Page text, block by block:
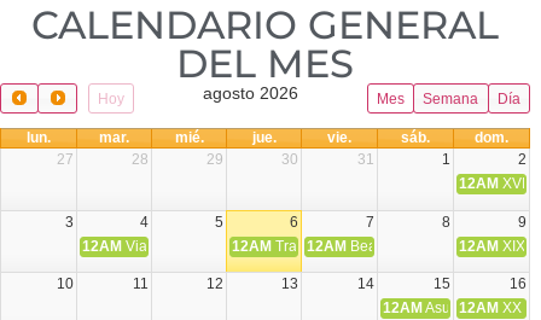
CALENDARIO GENERAL
DEL MES​
Hoy Mes Semana Día
agosto 2026
lun. mar. mié. jue. vie. sáb.
dom.
27
28 29 30 31 1
2
12AM XVIII
3 4 5 6 7 8
9
12AM Viaje Diocesano a Japón.
12AM Transfiguración del Señor
12AM Beatos Cruz Laplana,
12AM XIX
10 11 12 13 14 15
16
12AM Asunción de la
12AM XX